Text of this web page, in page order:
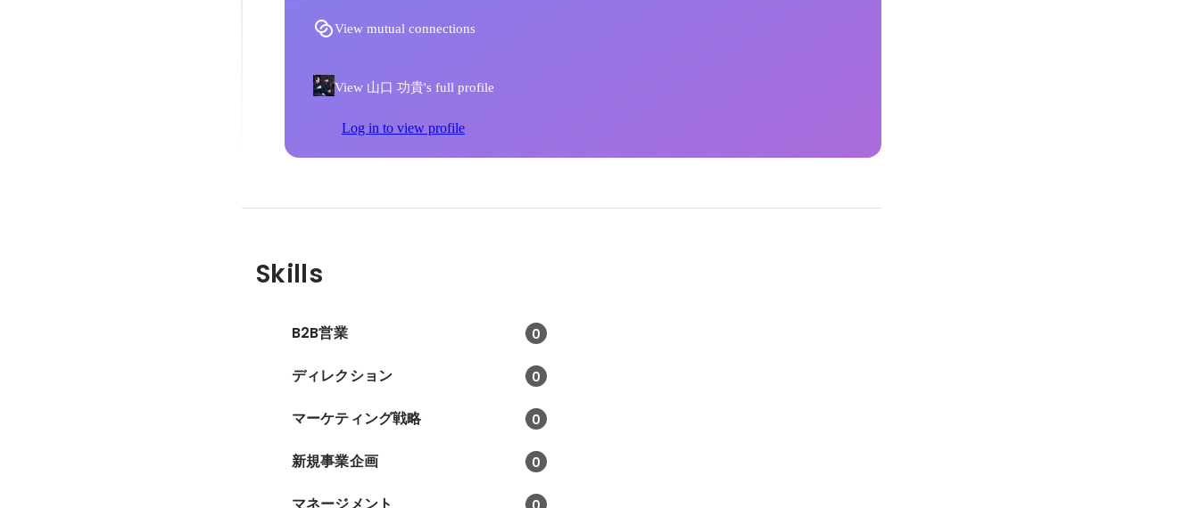
View mutual connections
View 山口 功貴's full profile
Log in to view profile
Skills
B2B営業 0
ディレクション 0
マーケティング戦略 0
新規事業企画 0